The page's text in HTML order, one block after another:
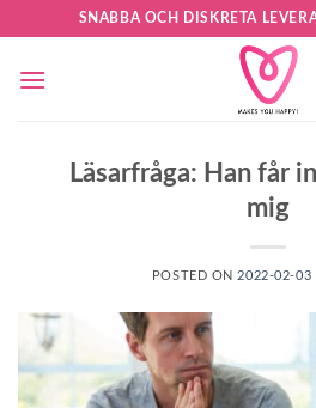
to
content
SNABBA OCH DISKRETA
Läsarfråga: Han får
mig
POSTED ON 2022-02-03